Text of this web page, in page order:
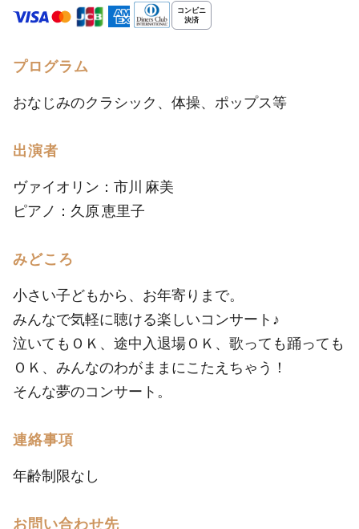
プログラム
おなじみのクラシック、体操、ポップス等
出演者
ヴァイオリン：市川 麻美
ピアノ：久原 恵里子
みどころ
小さい子どもから、お年寄りまで。
みんなで気軽に聴ける楽しいコンサート♪
泣いてもＯＫ、途中入退場ＯＫ、歌っても踊っても
ＯＫ、みんなのわがままにこたえちゃう！
そんな夢のコンサート。
連絡事項
年齢制限なし
お問い合わせ先